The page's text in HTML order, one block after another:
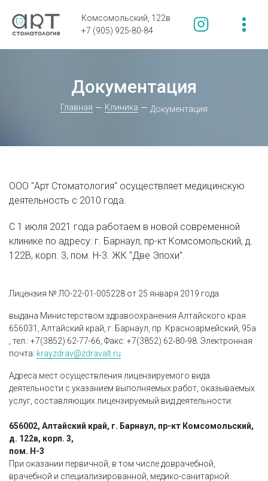
Комсомольский, 122в
+7 (905) 925-80-84
Документация
Главная Клиника Документация
ООО "Арт Стоматология" осуществляет медицинскую
деятельность с 2010 года.
С 1 июля 2021 года работаем в новой современной
клинике по адресу: г. Барнаул, пр-кт Комсомольский, д.
122В, корп. 3, пом. Н-3. ЖК "Две Эпохи".
Лицензия № ЛО-22-01-005228 от 25 января 2019 года
выдана Министерством здравоохранения Алтайского края
656031, Алтайский край, г. Барнаул, пр. Красноармейский, 95а
, тел.: +7(3852) 62-77-66, Факс: +7(3852) 62-80-98. Электронная
почта: krayzdrav@zdravalt.ru
Адреса мест осуществления лицензируемого вида
деятельности с указанием выполняемых работ, оказываемых
услуг, составляющих лицензируемый вид деятельности:
656002, Алтайский край, г. Барнаул, пр-кт Комсомольский,
д. 122в, корп. 3,
пом. Н-3
При оказании первичной, в том числе доврачебной,
врачебной и специализированной, медико-санитарной